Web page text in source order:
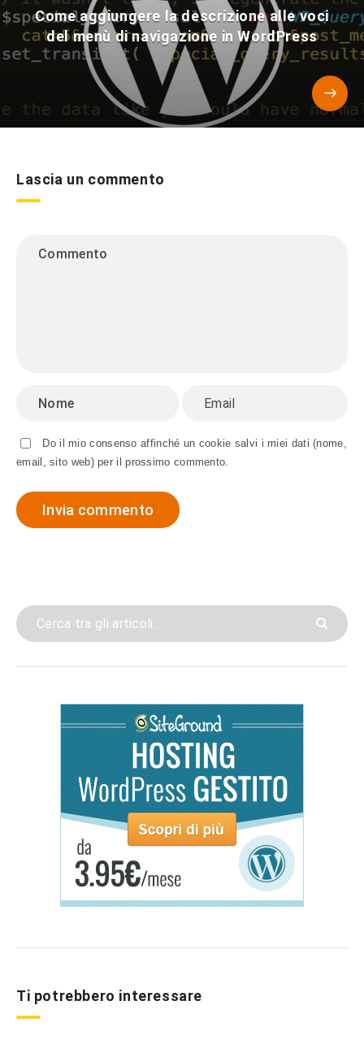
Come aggiungere la descrizione alle voci
del menù di navigazione in WordPress
Lascia un commento
Do il mio consenso affinché un cookie salvi i miei dati (nome,
email, sito web) per il prossimo commento.
Ti potrebbero interessare